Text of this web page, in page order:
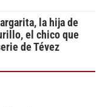
la hija de
el chico que
de Tévez